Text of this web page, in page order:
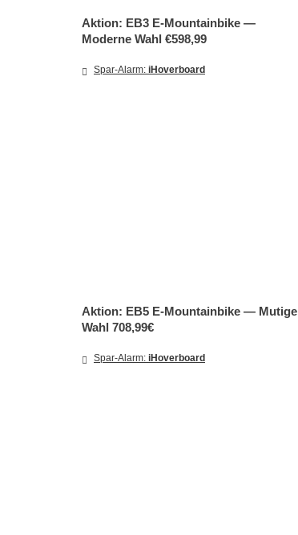
Aktion: EB3 E‑Mountainbike —
Moderne Wahl €598,99
Spar-Alarm: iHoverboard
Aktion: EB5 E‑Mountainbike — Mutige
Wahl 708,99€
Spar-Alarm: iHoverboard